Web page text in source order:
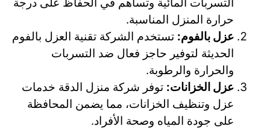
التسربات المائية وتساهم في الحفاظ على درجة
حرارة المنزل المناسبة.
عزل بالفوم: تستخدم الشركة تقنية العزل بالفوم
الحديثة لتوفير حاجز فعال ضد التسربات
والحرارة والرطوبة.
عزل الخزانات: توفر شركة منزل الدقة خدمات
عزل وتنظيف الخزانات، مما يضمن المحافظة
على جودة المياه وصحة الأفراد.